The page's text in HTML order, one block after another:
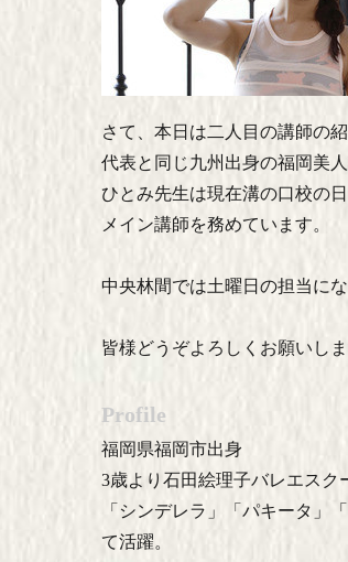
さて、本日は二人目の講師の紹
代表と同じ九州出身の福岡美
ひとみ先生は現在溝の口校の
メイン講師を務めています。
中央林間では土曜日の担当にな
皆様どうぞよろしくお願いしま
Profile
福岡県福岡市出身
3歳より石田絵理子バレエスク
「シンデレラ」「パキータ」
て活躍。